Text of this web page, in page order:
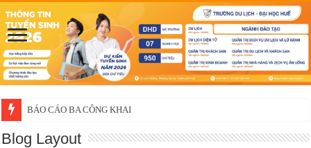
BÁO CÁO BA CÔNG KHAI
Blog Layout